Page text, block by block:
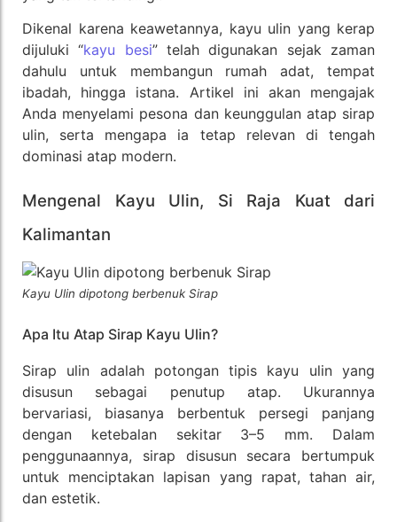
Dikenal karena keawetannya, kayu ulin yang kerap
dijuluki “kayu besi” telah digunakan sejak zaman
dahulu untuk membangun rumah adat, tempat
ibadah, hingga istana. Artikel ini akan mengajak
Anda menyelami pesona dan keunggulan atap sirap
ulin, serta mengapa ia tetap relevan di tengah
dominasi atap modern.
Mengenal Kayu Ulin, Si Raja Kuat dari
Kalimantan
Kayu Ulin dipotong berbenuk Sirap
Apa Itu Atap Sirap Kayu Ulin?
Sirap ulin adalah potongan tipis kayu ulin yang
disusun sebagai penutup atap. Ukurannya
bervariasi, biasanya berbentuk persegi panjang
dengan ketebalan sekitar 3–5 mm. Dalam
penggunaannya, sirap disusun secara bertumpuk
untuk menciptakan lapisan yang rapat, tahan air,
dan estetik.